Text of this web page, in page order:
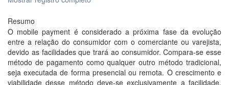
Resumo
O mobile payment é considerado a próxima fase da evolução
entre a relação do consumidor com o comerciante ou varejista,
devido as facilidades que trará ao consumidor. Compara-se esse
método de pagamento como qualquer outro método tradicional,
seja executada de forma presencial ou remota. O crescimento e
viabilidade desse método deve-se exclusivamente a facilidade,